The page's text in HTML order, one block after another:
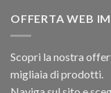
OFFERTA WEB
Scopri la nostra
migliaia di prodotti.